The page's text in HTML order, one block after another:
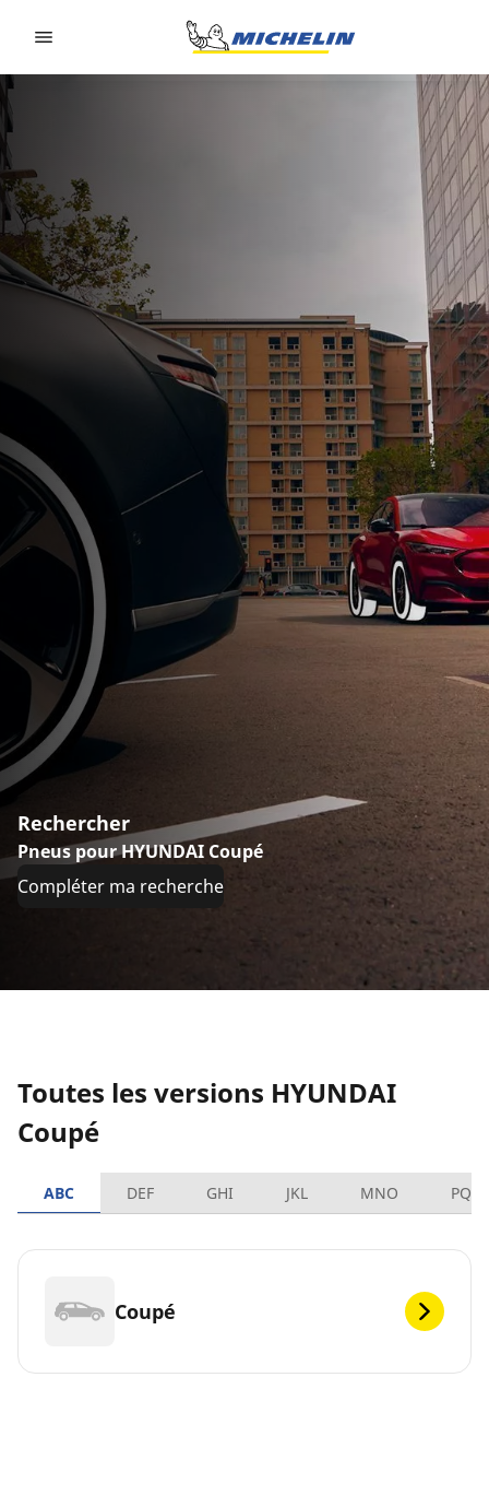
Rechercher
Pneus pour HYUNDAI Coupé
Compléter ma recherche
Toutes les versions HYUNDAI
Coupé
ABC DEF GHI JKL MNO PQRS
Coupé